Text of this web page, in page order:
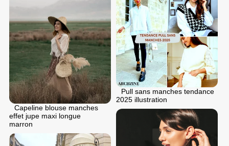
Pull sans manches tendance
2025 illustration
Capeline blouse manches
effet jupe maxi longue
marron